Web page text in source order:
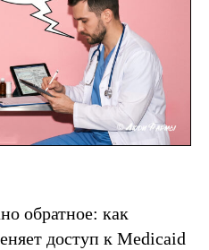
обратное: как
доступ к Medicaid